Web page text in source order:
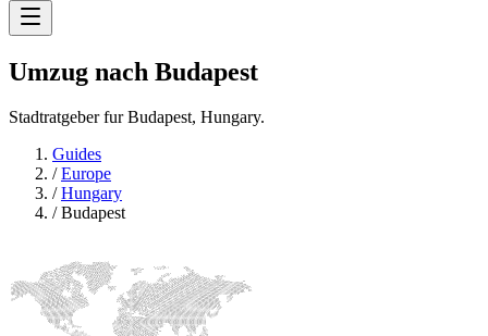
Umzug nach Budapest
Stadtratgeber fur Budapest, Hungary.
Guides
/Europe
/Hungary
/Budapest